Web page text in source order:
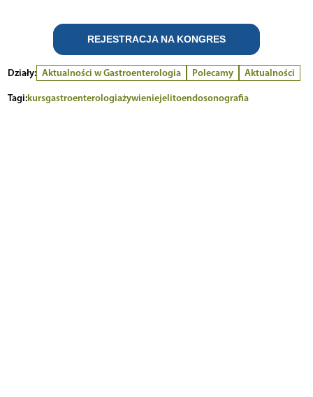
REJESTRACJA NA KONGRES
Działy: Aktualności w Gastroenterologia Polecamy
Aktualności
Tagi:kursgastroenterologiażywieniejelitoendosonografia